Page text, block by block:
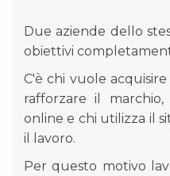
Due aziende dello
obiettivi
C'è chi vuole
rafforzare il
online e chi utilizza il
il lavoro.
Per questo motivo